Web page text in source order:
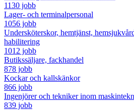
1130 jobb
Lager- och terminalpersonal
1056 jobb
Undersköterskor, hemtjänst,
habilitering
1012 jobb
Butikssäljare, fackhandel
878 jobb
Kockar och kallskänkor
866 jobb
Ingenjörer och tekniker inom
839 jobb